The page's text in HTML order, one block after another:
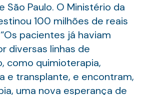
São Paulo. O Ministério da
100 milhões de reais
pacientes já haviam
diversas linhas de
como quimioterapia,
e transplante, e encontram,
uma nova esperança de